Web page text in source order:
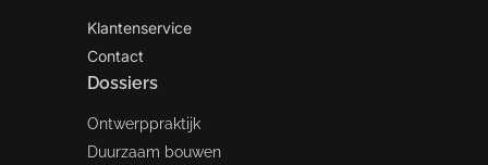
Klantenservice
Contact
Dossiers
Ontwerppraktijk
Duurzaam bouwen